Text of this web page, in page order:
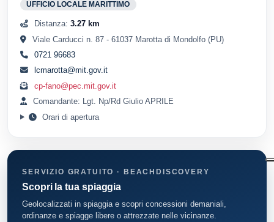
UFFICIO LOCALE MARITTIMO
Distanza: 3.27 km
Viale Carducci n. 87 - 61037 Marotta di Mondolfo (PU)
0721 96683
lcmarotta@mit.gov.it
cp-fano@pec.mit.gov.it
Comandante: Lgt. Np/Rd Giulio APRILE
Orari di apertura
SERVIZIO GRATUITO · BEACHDISCOVERY
Scopri la tua spiaggia
Geolocalizzati in spiaggia e scopri concessioni demaniali,
ordinanze e spiagge libere o attrezzate nelle vicinanze.